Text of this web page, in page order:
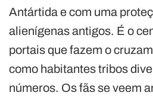
Antártida e com uma
alienígenas antigos. É o
portais que fazem o
como habitantes tribos
números. Os fãs se veem